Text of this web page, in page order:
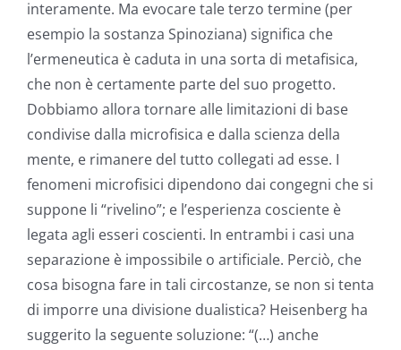
interamente. Ma evocare tale terzo termine (per
esempio la sostanza Spinoziana) significa che
l’ermeneutica è caduta in una sorta di metafisica,
che non è certamente parte del suo progetto.
Dobbiamo allora tornare alle limitazioni di base
condivise dalla microfisica e dalla scienza della
mente, e rimanere del tutto collegati ad esse. I
fenomeni microfisici dipendono dai congegni che si
suppone li “rivelino”; e l’esperienza cosciente è
legata agli esseri coscienti. In entrambi i casi una
separazione è impossibile o artificiale. Perciò, che
cosa bisogna fare in tali circostanze, se non si tenta
di imporre una divisione dualistica? Heisenberg ha
suggerito la seguente soluzione: “(…) anche